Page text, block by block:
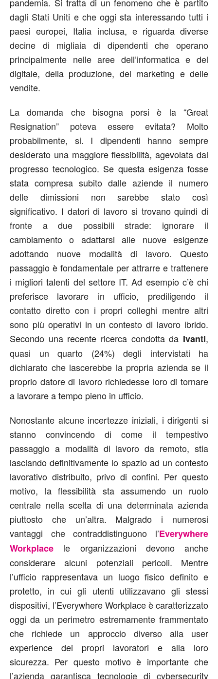
dagli Stati Uniti e che oggi sta interessando tutti i
paesi europei, Italia inclusa, e riguarda diverse
decine di migliaia di dipendenti che operano
principalmente nelle aree dell’informatica e del
digitale, della produzione, del marketing e delle
vendite.
La domanda che bisogna porsi è la “Great
Resignation” poteva essere evitata? Molto
probabilmente, si. I dipendenti hanno sempre
desiderato una maggiore flessibilità, agevolata dal
progresso tecnologico. Se questa esigenza fosse
stata compresa subito dalle aziende il numero
delle dimissioni non sarebbe stato così
significativo. I datori di lavoro si trovano quindi di
fronte a due possibili strade: ignorare il
cambiamento o adattarsi alle nuove esigenze
adottando nuove modalità di lavoro. Questo
passaggio è fondamentale per attrarre e trattenere
i migliori talenti del settore IT. Ad esempio c’è chi
preferisce lavorare in ufficio, prediligendo il
contatto diretto con i propri colleghi mentre altri
sono più operativi in un contesto di lavoro ibrido.
Secondo una recente ricerca condotta da Ivanti,
quasi un quarto (24%) degli intervistati ha
dichiarato che lascerebbe la propria azienda se il
proprio datore di lavoro richiedesse loro di tornare
a lavorare a tempo pieno in ufficio.
Nonostante alcune incertezze iniziali, i dirigenti si
stanno convincendo di come il tempestivo
passaggio a modalità di lavoro da remoto, stia
lasciando definitivamente lo spazio ad un contesto
lavorativo distribuito, privo di confini. Per questo
motivo, la flessibilità sta assumendo un ruolo
centrale nella scelta di una determinata azienda
piuttosto che un’altra. Malgrado i numerosi
vantaggi che contraddistinguono l’Everywhere
Workplace le organizzazioni devono anche
considerare alcuni potenziali pericoli. Mentre
l’ufficio rappresentava un luogo fisico definito e
protetto, in cui gli utenti utilizzavano gli stessi
dispositivi, l’Everywhere Workplace è caratterizzato
oggi da un perimetro estremamente frammentato
che richiede un approccio diverso alla user
experience dei propri lavoratori e alla loro
sicurezza. Per questo motivo è importante che
l’azienda garantisca tecnologie di cybersecurity